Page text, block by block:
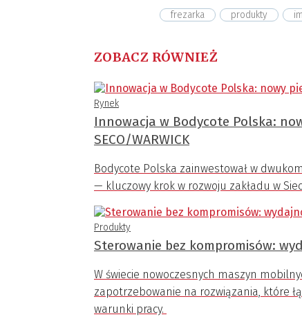
frezarka produkty
ZOBACZ RÓWNIEŻ
Rynek
Innowacja w Bodycote Polska:
SECO/WARWICK
Bodycote Polska zainwestował w
— kluczowy krok w rozwoju zakładu w
Produkty
Sterowanie bez kompromisów:
W świecie nowoczesnych maszyn
zapotrzebowanie na rozwiązania, które
warunki pracy.